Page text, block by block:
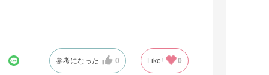
参考になった 0 Like! 0